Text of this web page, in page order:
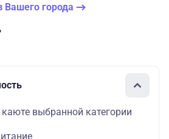
Вашего города
выбранной категории